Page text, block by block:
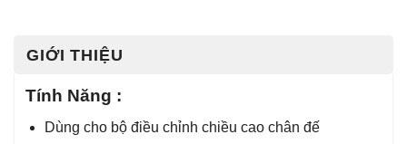
GIỚI THIỆU
Tính Năng :
Dùng cho bộ điều chỉnh chiều cao chân đế